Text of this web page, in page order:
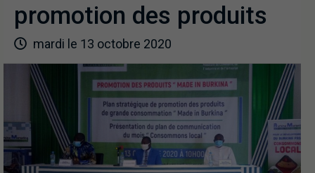
promotion des produits
mardi le 13 octobre 2020